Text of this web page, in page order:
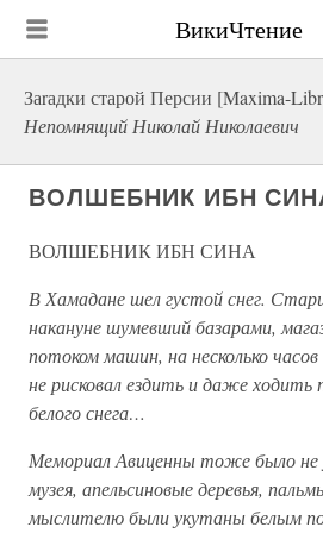
ВикиЧтение
Заrадки старой Персии [Maxima-
Непомнящий Николай Николаевич
ВОЛШЕБНИК ИБН
ВОЛШЕБНИК ИБН СИНА
В Хамадане шел густой снег.
накануне шумевший базарами,
потоком машин, на несколько
не рисковал ездить и даже
белого снега…
Мемориал Авиценны тоже было не
музея, апельсиновые деревья,
мыслителю были укутаны белым